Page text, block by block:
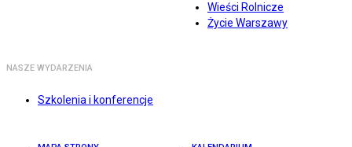
Wieści Rolnicze
Życie Warszawy
NASZE WYDARZENIA
Szkolenia i konferencje